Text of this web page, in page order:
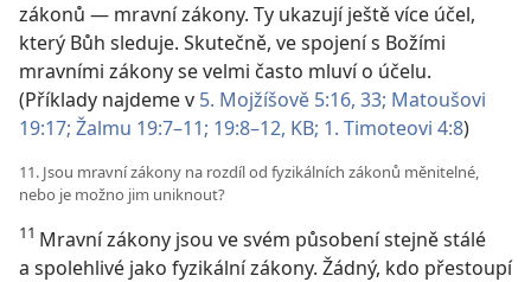
zákonů — mravní zákony. Ty ukazují ještě více účel,
který Bůh sleduje. Skutečně, ve spojení s Božími
mravními zákony se velmi často mluví o účelu.
(Příklady najdeme v 5. Mojžíšově 5:16, 33; Matoušovi
19:17; Žalmu 19:7–11; 19:8–12, KB; 1. Timoteovi 4:8)
11. Jsou mravní zákony na rozdíl od fyzikálních zákonů měnitelné,
nebo je možno jim uniknout?
11 Mravní zákony jsou ve svém působení stejně stálé
a spolehlivé jako fyzikální zákony. Žádný, kdo přestoupí